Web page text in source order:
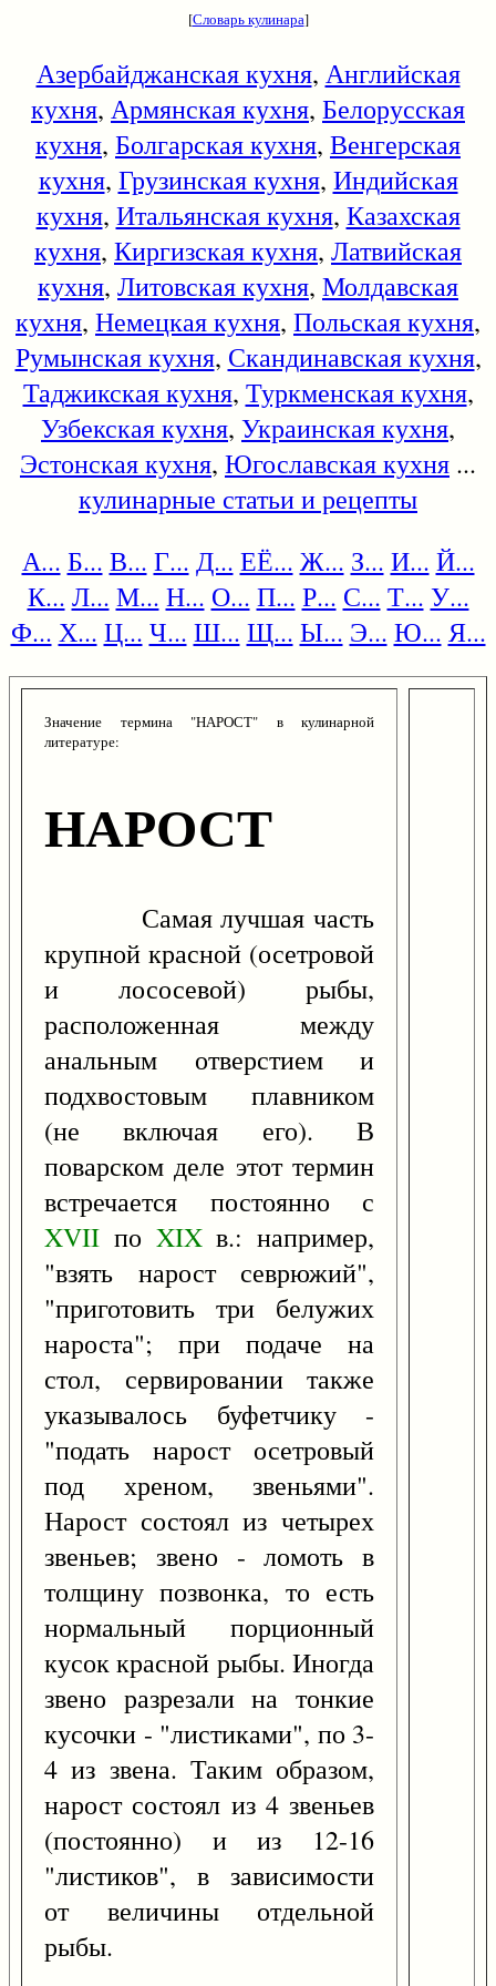
[Словарь кулинара]
Азербайджанская кухня, Английская
кухня, Армянская кухня, Белорусская
кухня, Болгарская кухня, Венгерская
кухня, Грузинская кухня, Индийская
кухня, Итальянская кухня, Казахская
кухня, Киргизская кухня, Латвийская
кухня, Литовская кухня, Молдавская
кухня, Немецкая кухня, Польская кухня,
Румынская кухня, Скандинавская кухня,
Таджикская кухня, Туркменская кухня,
Узбекская кухня, Украинская кухня,
Эстонская кухня, Югославская кухня ...
кулинарные статьи и рецепты
А... Б... В... Г... Д... ЕЁ... Ж... З... И... Й...
К... Л... М... Н... О... П... Р... С... Т... У...
Ф... Х... Ц... Ч... Ш... Щ... Ы... Э... Ю... Я...
Значение термина "НАРОСТ" в кулинарной
литературе:
НАРОСТ
Самая лучшая часть
крупной красной (осетровой
и лососевой) рыбы,
расположенная между
анальным отверстием и
подхвостовым плавником
(не включая его). В
поварском деле этот термин
встречается постоянно с
XVII по XIXв.: например,
"взять нарост севрюжий",
"приготовить три белужих
нароста"; при подаче на
стол, сервировании также
указывалось буфетчику -
"подать нарост осетровый
под хреном, звеньями".
Нарост состоял из четырех
звеньев; звено - ломоть в
толщину позвонка, то есть
нормальный порционный
кусок красной рыбы. Иногда
звено разрезали на тонкие
кусочки - "листиками", по 3-
4 из звена. Таким образом,
нарост состоял из 4 звеньев
(постоянно) и из 12-16
"листиков", в зависимости
от величины отдельной
рыбы.